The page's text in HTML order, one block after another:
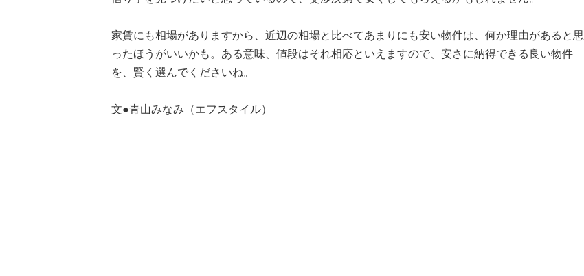
家賃にも相場がありますから、近辺の相場と比べてあまりにも安い物件は、何か理由があると思
ったほうがいいかも。ある意味、値段はそれ相応といえますので、安さに納得できる良い物件
を、賢く選んでくださいね。
文●青山みなみ（エフスタイル）